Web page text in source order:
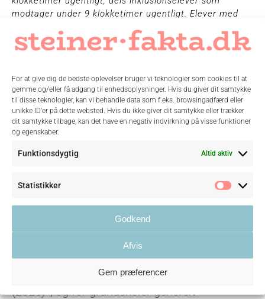
For at give dig de bedste oplevelser bruger vi teknologier som cookies til at
gemme og/eller få adgang til enhedsoplysninger. Hvis du giver dit samtykke
til disse teknologier, kan vi behandle data som f.eks. browsingadfærd eller
unikke ID'er på dette websted. Hvis du ikke giver dit samtykke eller trækker
dit samtykke tilbage, kan det have en negativ indvirkning på visse funktioner
og egenskaber.
Funktionsdygtig Altid aktiv
Statistikker
Godkend
Afvis
Gem præferencer
modtager under 9 klokketimer ugentligt. Elever med
via PPR, mens inklusionseleverne udpeges og støttes
via skolens kompetencecenter,
udarbejder handleplaner på alle disse elever, så
støtten underbygges af dokumentation, evaluering og
opfølgning. (kilde: undersøgelse gennemført af
Steinerskolerne i 2025)
*Nogle steinerskoler er certificeret som profilskole. De
certificeret og godkendt af Styrelsen for Kvalitet og
Undervisning (STUK). Enkelte skoler har også
specialklasser tilknyttet.
De elever, som modtager specialpædagogisk
støtte på steinerskoler, er i gennemsnit
(2025)*, og for grundskoler generelt